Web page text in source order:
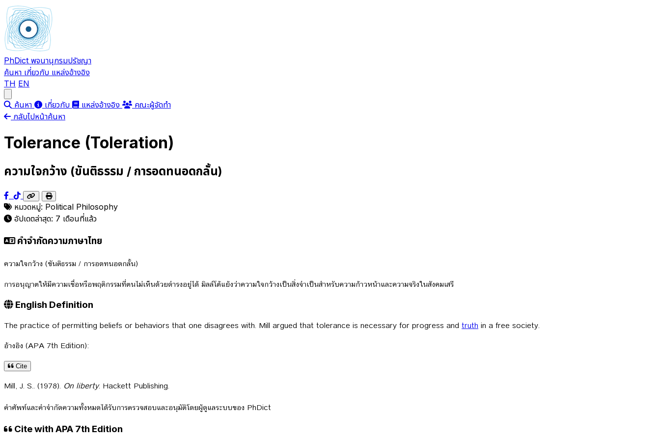
PhDict พจนานุกรมปรัชญา
ค้นหา เกี่ยวกับ แหล่งอ้างอิง
TH EN
ค้นหา เกี่ยวกับ แหล่งอ้างอิง
คณะผู้จัดทำ
กลับไปหน้าค้นหา
Tolerance (Toleration)
ความใจกว้าง (ขันติธรรม / การอดทนอดกลั้น)
หมวดหมู่: Political Philosophy
อัปเดตล่าสุด: 7 เดือนที่แล้ว
คำจำกัดความภาษาไทย
ความใจกว้าง (ขันติธรรม / การอดทนอดกลั้น)
การอนุญาตให้มีความเชื่อหรือพฤติกรรมที่ตนไม่เห็นด้วยดำรงอยู่ได้ มิลล์โต้แย้งว่าความใจกว้างเป็นสิ่งจำเป็นสำหรับความก้าวหน้าและความจริงในสังคมเสรี
English Definition
The practice of permitting beliefs or behaviors that one disagrees with. Mill argued that tolerance is necessary for progress and truth in a free society.
อ้างอิง (APA 7th Edition):
Cite
Mill, J. S.. (1978). On liberty. Hackett Publishing.
คำศัพท์และคำจำกัดความทั้งหมดได้รับการตรวจสอบและอนุมัติโดยผู้ดูแลระบบของ PhDict
Cite with APA 7th Edition